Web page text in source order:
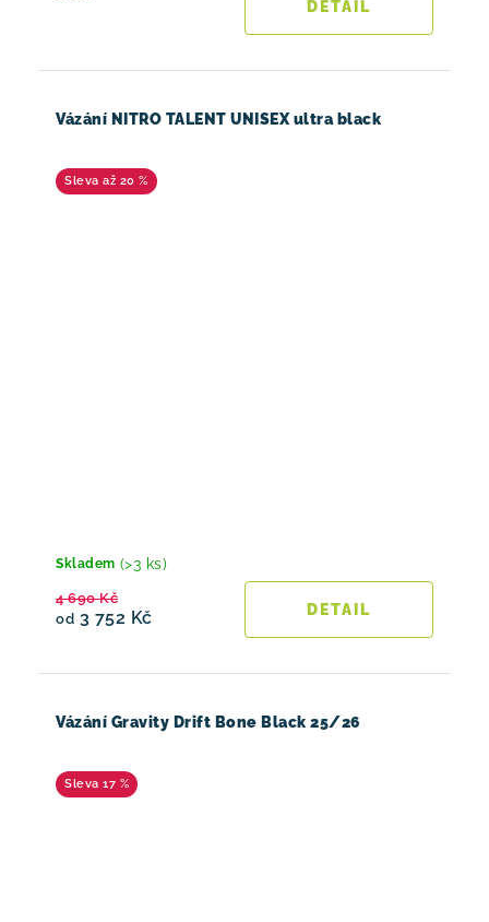
Vázání NITRO TALENT UNISEX ultra black
až 20 %
Skladem (>3 ks)
od 3 752 Kč
4 690 Kč
Vázání Gravity Drift Bone Black 25/26
17 %